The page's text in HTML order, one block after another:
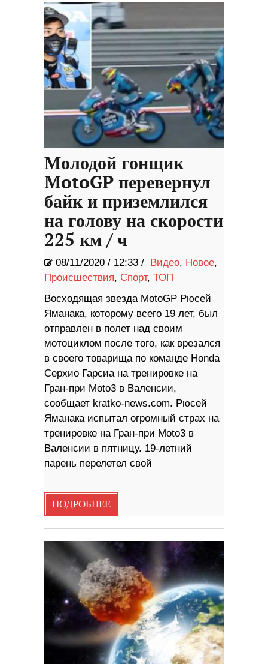
Молодой гонщик
MotoGP перевернул
байк и приземлился
на голову на скорости
225 км / ч
08/11/2020 / 12:33 / Видео, Новое,
Происшествия, Спорт, ТОП
Восходящая звезда MotoGP Рюсей
Яманака, которому всего 19 лет, был
отправлен в полет над своим
мотоциклом после того, как врезался
в своего товарища по команде Honda
Серхио Гарсиа на тренировке на
Гран-при Moto3 в Валенсии,
сообщает kratko-news.com. Рюсей
Яманака испытал огромный страх на
тренировке на Гран-при Moto3 в
Валенсии в пятницу. 19-летний
парень перелетел свой
ПОДРОБНЕЕ